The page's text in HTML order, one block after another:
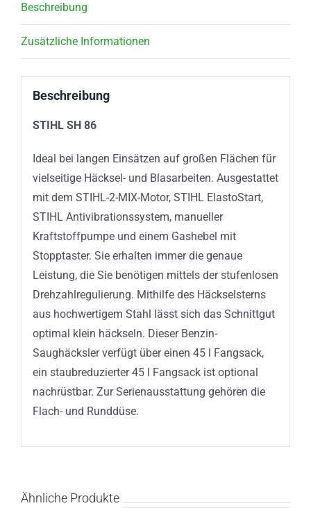
Beschreibung
Zusätzliche Informationen
Beschreibung
STIHL SH 86
Ideal bei langen Einsätzen auf großen Flächen für
vielseitige Häcksel- und Blasarbeiten. Ausgestattet
mit dem STIHL-2-MIX-Motor, STIHL ElastoStart,
STIHL Antivibrationssystem, manueller
Kraftstoffpumpe und einem Gashebel mit
Stopptaster. Sie erhalten immer die genaue
Leistung, die Sie benötigen mittels der stufenlosen
Drehzahlregulierung. Mithilfe des Häckselsterns
aus hochwertigem Stahl lässt sich das Schnittgut
optimal klein häckseln. Dieser Benzin-
Saughäcksler verfügt über einen 45 l Fangsack,
ein staubreduzierter 45 l Fangsack ist optional
nachrüstbar. Zur Serienausstattung gehören die
Flach- und Runddüse.
Ähnliche Produkte